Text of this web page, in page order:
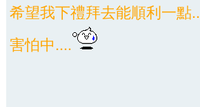
希望我下禮拜去能順利一點..
害怕中....